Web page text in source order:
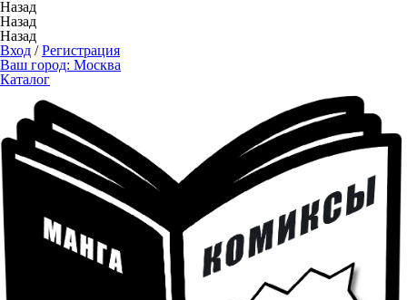
Назад
Назад
Назад
Вход /Регистрация
Ваш город: Москва
Каталог